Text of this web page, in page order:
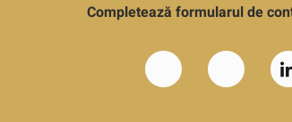
Completează formularul de